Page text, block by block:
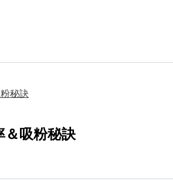
秘訣
＆吸粉秘訣